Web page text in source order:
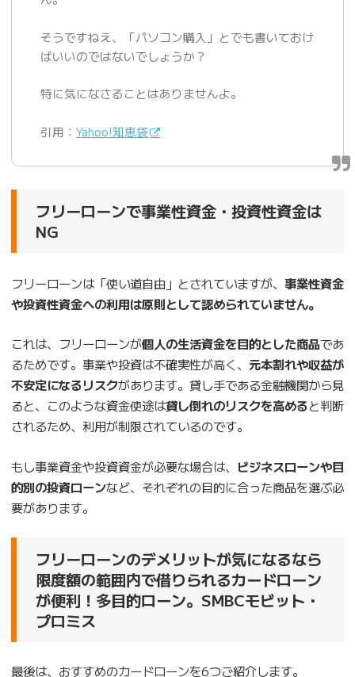
そうですねえ、「パソコン購入」とでも書いておけ
ばいいのではないでしょうか？
特に気になさることはありませんよ。
引用：Yahoo!知恵袋
フリーローンで事業性資金・投資性資金は
NG
フリーローンは「使い道自由」とされていますが、 事業性資金
や投資性資金への利用は原則として認められていません。
これは、フリーローンが個人の生活資金を目的とした商品であ
るためです。事業や投資は不確実性が高く、 元本割れや収益が
不安定になるリスクがあります。貸し手である金融機関から見
ると、このような資金使途は貸し倒れのリスクを高めると判断
されるため、利用が制限されているのです。
もし事業資金や投資資金が必要な場合は、 ビジネスローンや目
的別の投資ローンなど、それぞれの目的に合った商品を選ぶ必
要があります。
フリーローンのデメリットが気になるなら
限度額の範囲内で借りられるカードローン
が便利！多目的ローン。SMBCモビット・
プロミス
最後は、おすすめのカードローンを6つご紹介します。